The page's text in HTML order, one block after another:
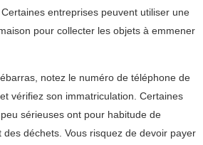
entreprises peuvent utiliser une
pour collecter les objets à emmener
notez le numéro de téléphone de
vérifiez son immatriculation. Certaines
sérieuses ont pour habitude de
déchets. Vous risquez de devoir payer